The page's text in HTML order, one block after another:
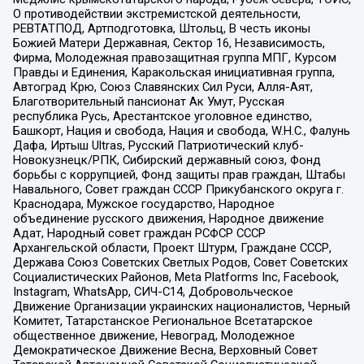
О противодействии экстремистской деятельности,
РЕВТАТПОД, Артподготовка, Штольц, В честь иконы
Божией Матери Державная, Сектор 16, Независимость,
Фирма, Молодежная правозащитная группа МПГ, Курсом
Правды и Единения, Каракольская инициативная группа,
Автоград Крю, Союз Славянских Сил Руси, Алля-Аят,
Благотворительный пансионат Ак Умут, Русская
республика Русь, Арестантское уголовное единство,
Башкорт, Нация и свобода, Нация и свобода, W.H.С., Фалунь
Дафа, Иртыш Ultras, Русский Патриотический клуб-
Новокузнецк/РПК, Сибирский державный союз, Фонд
борьбы с коррупцией, Фонд защиты прав граждан, Штабы
Навального, Совет граждан СССР Прикубанского округа г.
Краснодара, Мужское государство, Народное
объединение русского движения, Народное движение
Адат, Народный совет граждан РСФСР СССР
Архангельской области, Проект Штурм, Граждане СССР,
Держава Союз Советских Светлых Родов, Совет Советских
Социалистических Районов, Meta Platforms Inc, Facebook,
Instagram, WhatsApp, СИЧ-С14, Добровольческое
Движение Организации украинских националистов, Черный
Комитет, Татарстанское Региональное Всетатарское
общественное движение, Невоград, Молодежное
Демократическое Движение Весна, Верховный Совет